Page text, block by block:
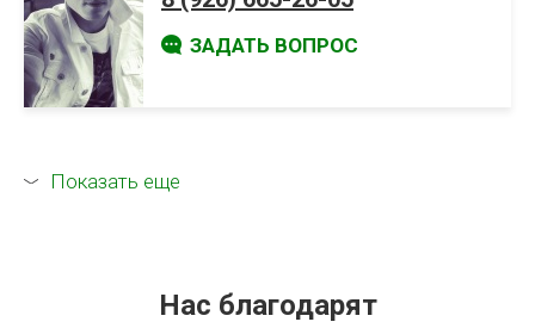
ЗАДАТЬ ВОПРОС
Показать еще
Нас благодарят